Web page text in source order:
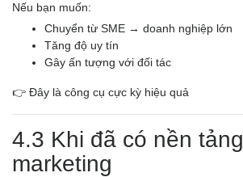
Nếu bạn muốn:
Chuyển từ SME → doanh nghiệp lớn
Tăng độ uy tín
Gây ấn tượng với đối tác
👉 Đây là công cụ cực kỳ hiệu quả
4.3 Khi đã có nền tảng
marketing